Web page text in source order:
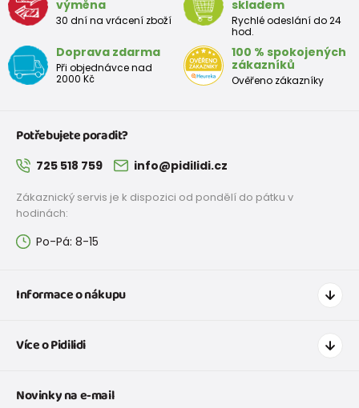
výměna
30 dní na vrácení zboží
skladem
Rychlé odeslání do 24
hod.
Doprava zdarma
Při objednávce nad
2000 Kč
100 % spokojených
zákazníků
Ověřeno zákazníky
Potřebujete poradit?
725 518 759 info@pidilidi.cz
Zákaznický servis je k dispozici od pondělí do pátku v
hodinách:
Po-Pá: 8-15
Informace o nákupu
Doprava a platba
Tabulka velikostí obuvi
Více o Pidilidi
O nás
Novinky na e-mail